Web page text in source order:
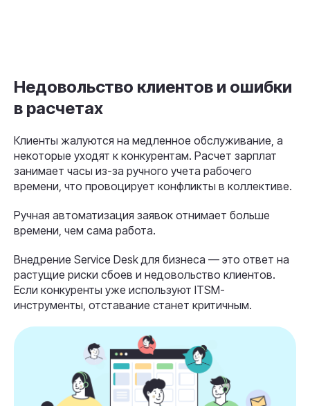
Недовольство клиентов и ошибки
в расчетах
Клиенты жалуются на медленное обслуживание, а
некоторые уходят к конкурентам. Расчет зарплат
занимает часы из-за ручного учета рабочего
времени, что провоцирует конфликты в коллективе.
Ручная автоматизация заявок отнимает больше
времени, чем сама работа.
Внедрение Service Desk для бизнеса — это ответ на
растущие риски сбоев и недовольство клиентов.
Если конкуренты уже используют ITSM-
инструменты, отставание станет критичным.